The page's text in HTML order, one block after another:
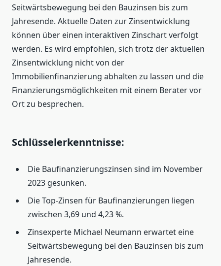
Seitwärtsbewegung bei den Bauzinsen bis zum
Jahresende. Aktuelle Daten zur Zinsentwicklung
können über einen interaktiven Zinschart verfolgt
werden. Es wird empfohlen, sich trotz der aktuellen
Zinsentwicklung nicht von der
Immobilienfinanzierung abhalten zu lassen und die
Finanzierungsmöglichkeiten mit einem Berater vor
Ort zu besprechen.
Schlüsselerkenntnisse:
Die Baufinanzierungszinsen sind im November
2023 gesunken.
Die Top-Zinsen für Baufinanzierungen liegen
zwischen 3,69 und 4,23 %.
Zinsexperte Michael Neumann erwartet eine
Seitwärtsbewegung bei den Bauzinsen bis zum
Jahresende.